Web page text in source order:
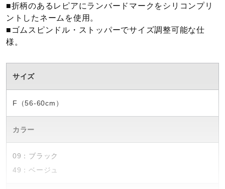
インナー
寝具／ミズノスリープ
アウトドア／レイン
健康／エクササイズ
■折柄のあるレピアにランバードマークをシリコンプリ
ントしたネームを使用。
■ゴムスピンドル・ストッパーでサイズ調整可能な仕
様。
サイズ
F（56-60cm）
カラー
09：ブラック
49：ベージュ